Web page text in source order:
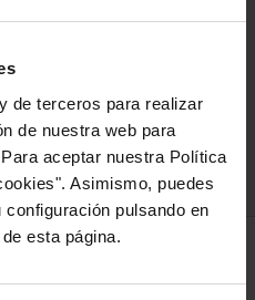
de terceros para realizar
de nuestra web para
aceptar nuestra Política
Asimismo, puedes
pulsando en
esta página.
más!
DEMANDADOS